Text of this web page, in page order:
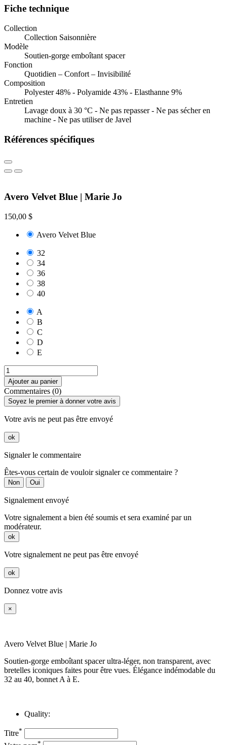
Fiche technique
Collection
Collection Saisonnière
Modèle
Soutien‑gorge emboîtant spacer
Fonction
Quotidien – Confort – Invisibilité
Composition
Polyester 48% - Polyamide 43% - Elasthanne 9%
Entretien
Lavage doux à 30 °C - Ne pas repasser - Ne pas sécher en
machine - Ne pas utiliser de Javel
Références spécifiques
Avero Velvet Blue | Marie Jo
150,00 $
Avero Velvet Blue
32
34
36
38
40
A
B
C
D
E
Ajouter au panier
Commentaires (0)
Soyez le premier à donner votre avis
Votre avis ne peut pas être envoyé
ok
Signaler le commentaire
Êtes-vous certain de vouloir signaler ce commentaire ?
Non Oui
Signalement envoyé
Votre signalement a bien été soumis et sera examiné par un
modérateur.
ok
Votre signalement ne peut pas être envoyé
ok
Donnez votre avis
×
Avero Velvet Blue | Marie Jo
Soutien‑gorge emboîtant spacer ultra‑léger, non transparent, avec
bretelles iconiques faites pour être vues. Élégance indémodable du
32 au 40, bonnet A à E.
Quality:
Titre*
*